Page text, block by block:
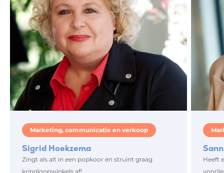
Marketing, communicatie en verkoop
Sigrid Hoekzema
Zingt als alt in een popkoor en struint graag
kringloopwinkels af!
Heeft